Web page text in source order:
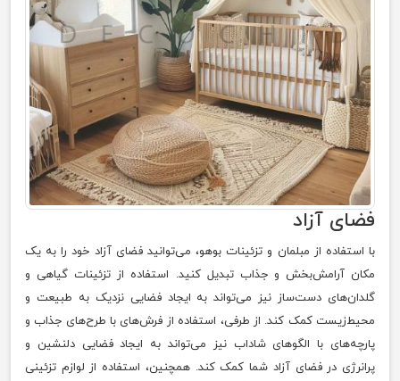
فضای آزاد
با استفاده از مبلمان و تزئینات بوهو، می‌توانید فضای آزاد خود را به یک
مکان آرامش‌بخش و جذاب تبدیل کنید. استفاده از تزئینات گیاهی و
گلدان‌های دست‌ساز نیز می‌تواند به ایجاد فضایی نزدیک به طبیعت و
محیط‌زیست کمک کند. از طرفی، استفاده از فرش‌های با طرح‌های جذاب و
پارچه‌های با الگوهای شاداب نیز می‌تواند به ایجاد فضایی دلنشین و
پرانرژی در فضای آزاد شما کمک کند. همچنین، استفاده از لوازم تزئینی